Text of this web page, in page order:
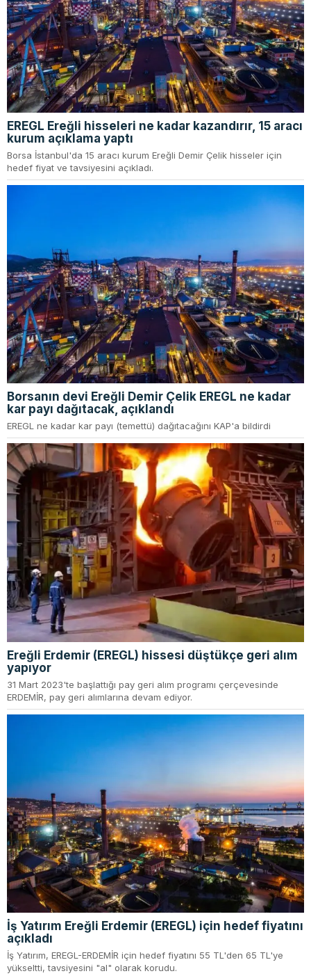
EREGL Ereğli hisseleri ne kadar kazandırır, 15 aracı
kurum açıklama yaptı
Borsa İstanbul'da 15 aracı kurum Ereğli Demir Çelik hisseler için
hedef fiyat ve tavsiyesini açıkladı.
Borsanın devi Ereğli Demir Çelik EREGL ne kadar
kar payı dağıtacak, açıklandı
EREGL ne kadar kar payı (temettü) dağıtacağını KAP'a bildirdi
Ereğli Erdemir (EREGL) hissesi düştükçe geri alım
yapıyor
31 Mart 2023'te başlattığı pay geri alım programı çerçevesinde
ERDEMİR, pay geri alımlarına devam ediyor.
İş Yatırım Ereğli Erdemir (EREGL) için hedef fiyatını
açıkladı
İş Yatırım, EREGL-ERDEMİR için hedef fiyatını 55 TL'den 65 TL'ye
yükseltti, tavsiyesini "al" olarak korudu.